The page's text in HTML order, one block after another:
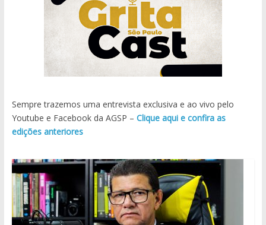
Sempre trazemos uma entrevista exclusiva e ao vivo pelo
Youtube e Facebook da AGSP – Clique aqui e confira as
edições anteriores